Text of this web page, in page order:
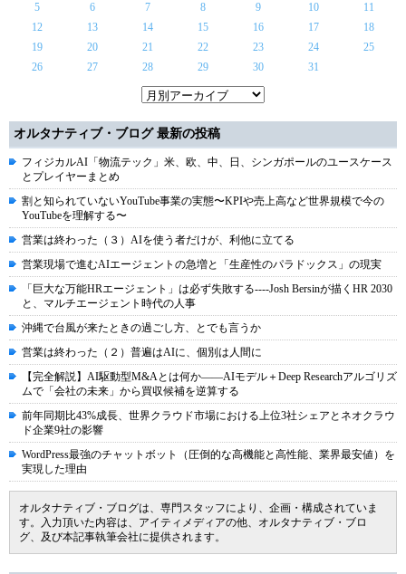
5
6 7 8 9 10
11
12
13 14 15 16 17
18
19
20 21 22 23 24
25
26
27 28 29 30 31
オルタナティブ・ブログ 最新の投稿
フィジカルAI「物流テック」米、欧、中、日、シンガポールのユースケース
とプレイヤーまとめ
割と知られていないYouTube事業の実態〜KPIや売上高など世界規模で今の
YouTubeを理解する〜
営業は終わった（３）AIを使う者だけが、利他に立てる
営業現場で進むAIエージェントの急増と「生産性のパラドックス」の現実
「巨大な万能HRエージェント」は必ず失敗する----Josh Bersinが描くHR 2030
と、マルチエージェント時代の人事
沖縄で台風が来たときの過ごし方、とでも言うか
営業は終わった（２）普遍はAIに、個別は人間に
【完全解説】AI駆動型M&Aとは何か――AIモデル＋Deep Researchアルゴリズ
ムで「会社の未来」から買収候補を逆算する
前年同期比43%成長、世界クラウド市場における上位3社シェアとネオクラウ
ド企業9社の影響
WordPress最強のチャットボット（圧倒的な高機能と高性能、業界最安値）を
実現した理由
オルタナティブ・ブログは、専門スタッフにより、企画・構成されていま
す。入力頂いた内容は、アイティメディアの他、オルタナティブ・ブロ
グ、及び本記事執筆会社に提供されます。